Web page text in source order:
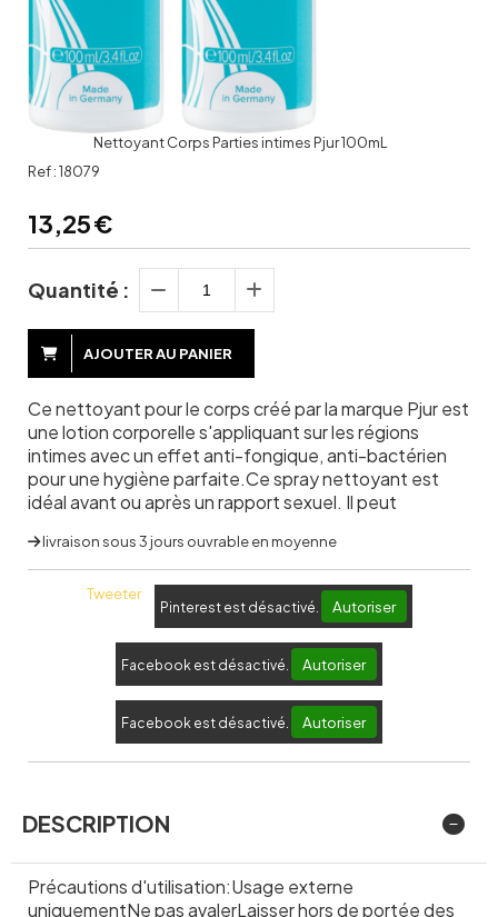
Nettoyant Corps Parties intimes Pjur 100mL
Ref :18079
13,25€
Quantité :
AJOUTER AU PANIER
Ce nettoyant pour le corps créé par la marque Pjur est
une lotion corporelle s'appliquant sur les régions
intimes avec un effet anti-fongique, anti-bactérien
pour une hygiène parfaite.Ce spray nettoyant est
idéal avant ou après un rapport sexuel. Il peut
livraison sous 3 jours ouvrable en moyenne
Tweeter
Pinterest est désactivé. Autoriser
Facebook est désactivé. Autoriser
Facebook est désactivé. Autoriser
DESCRIPTION
Précautions d'utilisation:Usage externe
uniquementNe pas avalerLaisser hors de portée des